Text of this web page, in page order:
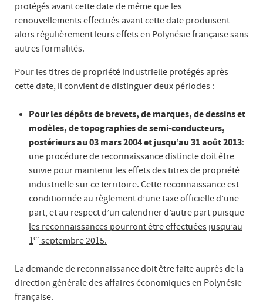
protégés avant cette date de même que les
renouvellements effectués avant cette date produisent
alors régulièrement leurs effets en Polynésie française sans
autres formalités.
Pour les titres de propriété industrielle protégés après
cette date, il convient de distinguer deux périodes :
Pour les dépôts de brevets, de marques, de dessins et
modèles, de topographies de semi-conducteurs,
postérieurs au 03 mars 2004 et jusqu’au 31 août 2013:
une procédure de reconnaissance distincte doit être
suivie pour maintenir les effets des titres de propriété
industrielle sur ce territoire. Cette reconnaissance est
conditionnée au règlement d’une taxe officielle d’une
part, et au respect d’un calendrier d’autre part puisque
les reconnaissances pourront être effectuées jusqu’au
1er septembre 2015.
La demande de reconnaissance doit être faite auprès de la
direction générale des affaires économiques en Polynésie
française.